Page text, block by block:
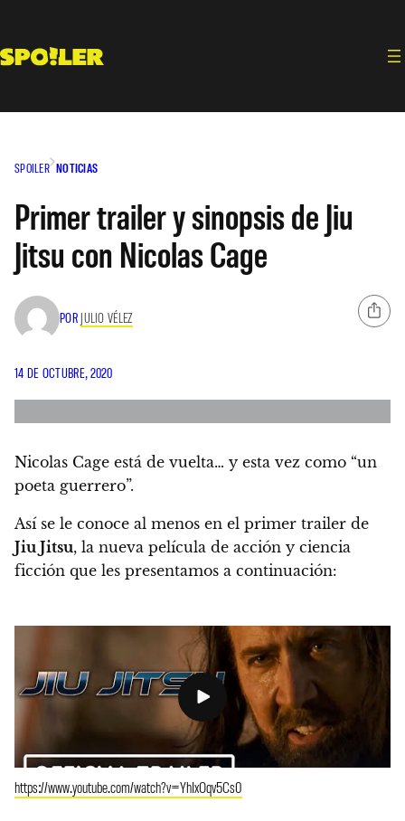
contenido
SPOILER NOTICIAS
Primer trailer y sinopsis de Jiu
Jitsu con Nicolas Cage
POR JULIO VÉLEZ
14 DE OCTUBRE, 2020
Nicolas Cage está de vuelta… y esta vez como “un
poeta guerrero”.
Así se le conoce al menos en el primer trailer de
Jiu Jitsu, la nueva película de acción y ciencia
ficción que les presentamos a continuación:
https://www.youtube.com/watch?v=YhIxOqv5Cs0